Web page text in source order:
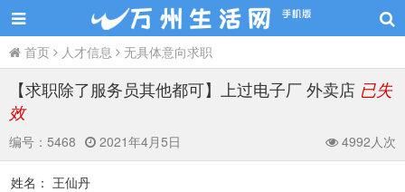
首页 人才信息 无具体意向求职
【求职除了服务员其他都可】上过电子厂 外卖店 已失
效
编号： 5468 2021年4月5日 4992人次
姓名： 王仙丹